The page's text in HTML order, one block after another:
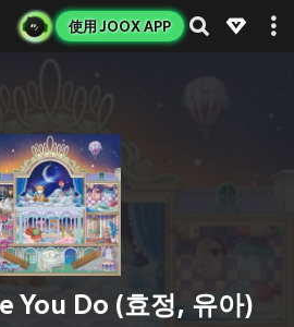
使用 JOOX APP
You Do (효정, 유아)